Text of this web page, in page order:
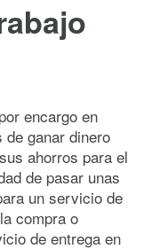
encargo en
ganar dinero
ahorros para el
de pasar unas
un servicio de
compra o
de entrega en